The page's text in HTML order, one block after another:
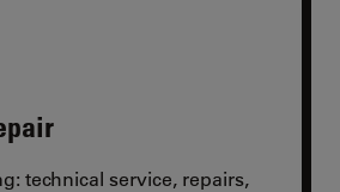
technical service, repairs,